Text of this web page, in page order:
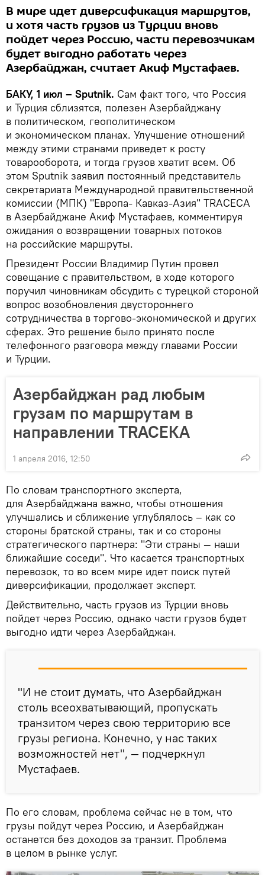
В мире идет диверсификация маршрутов,
и хотя часть грузов из Турции вновь
пойдет через Россию, части перевозчикам
будет выгодно работать через
Азербайджан, считает Акиф Мустафаев.
БАКУ, 1 июл – Sputnik. Сам факт того, что Россия
и Турция сблизятся, полезен Азербайджану
в политическом, геополитическом
и экономическом планах. Улучшение отношений
между этими странами приведет к росту
товарооборота, и тогда грузов хватит всем. Об
этом Sputnik заявил постоянный представитель
секретариата Международной правительственной
комиссии (МПК) "Европа- Кавказ-Азия" TRACEСA
в Азербайджане Акиф Мустафаев, комментируя
ожидания о возвращении товарных потоков
на российские маршруты.
Президент России Владимир Путин провел
совещание с правительством, в ходе которого
поручил чиновникам обсудить с турецкой стороной
вопрос возобновления двустороннего
сотрудничества в торгово-экономической и других
сферах. Это решение было принято после
телефонного разговора между главами России
и Турции.
Азербайджан рад любым
грузам по маршрутам в
направлении TRACEКA
1 апреля 2016, 12:50
По словам транспортного эксперта,
для Азербайджана важно, чтобы отношения
улучшались и сближение углублялось – как со
стороны братской страны, так и со стороны
стратегического партнера: "Эти страны — наши
ближайшие соседи". Что касается транспортных
перевозок, то во всем мире идет поиск путей
диверсификации, продолжает эксперт.
Действительно, часть грузов из Турции вновь
пойдет через Россию, однако части грузов будет
выгодно идти через Азербайджан.
"И не стоит думать, что Азербайджан
столь всеохватывающий, пропускать
транзитом через свою территорию все
грузы региона. Конечно, у нас таких
возможностей нет", — подчеркнул
Мустафаев.
По его словам, проблема сейчас не в том, что
грузы пойдут через Россию, и Азербайджан
останется без доходов за транзит. Проблема
в целом в рынке услуг.